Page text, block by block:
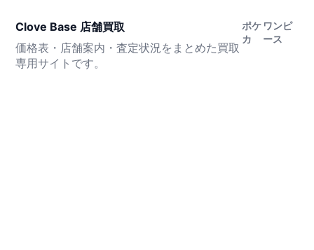
Clove Base 店舗買取
価格表・店舗案内・査定状況をまとめた買取
専用サイトです。
ポケ
カ
ワンピ
ース